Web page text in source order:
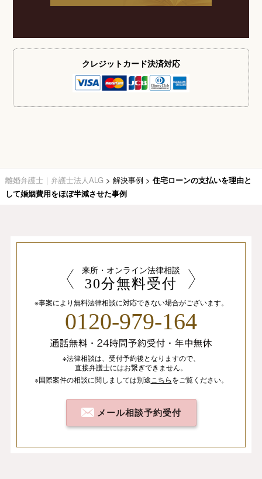
クレジットカード決済対応
離婚弁護士｜弁護士法人ALG > 解決事例 > 住宅ローンの支払いを理由と
して婚姻費用をほぼ半減させた事例
来所・オンライン法律相談
30分無料受付
※事案により無料法律相談に対応できない場合がございます。
0120-979-164
※法律相談は、 受付予約後となりますので、
直接弁護士にはお繋ぎできません。
※国際案件の相談に関しましては別途 こちらをご覧ください。
メール相談予約受付